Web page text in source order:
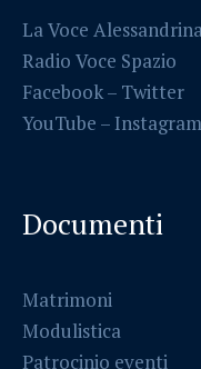
La Voce
Radio Voce Spazio
Facebook– Twitter
YouTube – Instagram
Documenti
Matrimoni
Modulistica
Patrocinio eventi